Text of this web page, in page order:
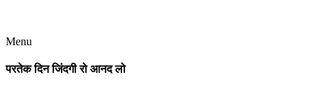
Menu
परतेक दिन जिंदगी रो आनद लो